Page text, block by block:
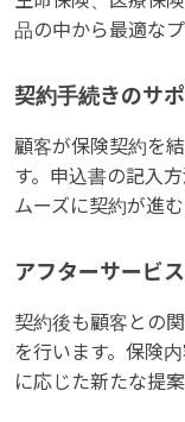
品の中から最適なプ
契約手続きのサ
顧客が保険契約を
す。申込書の記入
ムーズに契約が進
アフターサービス
契約後も顧客との
を行います。保険
に応じた新たな提案